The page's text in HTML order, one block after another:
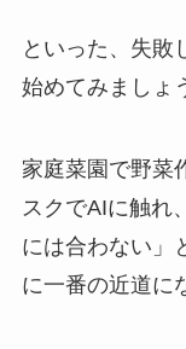
といった、失敗
始めてみましょ
家庭菜園で野菜
スクでAIに触れ
には合わない」
に一番の近道に